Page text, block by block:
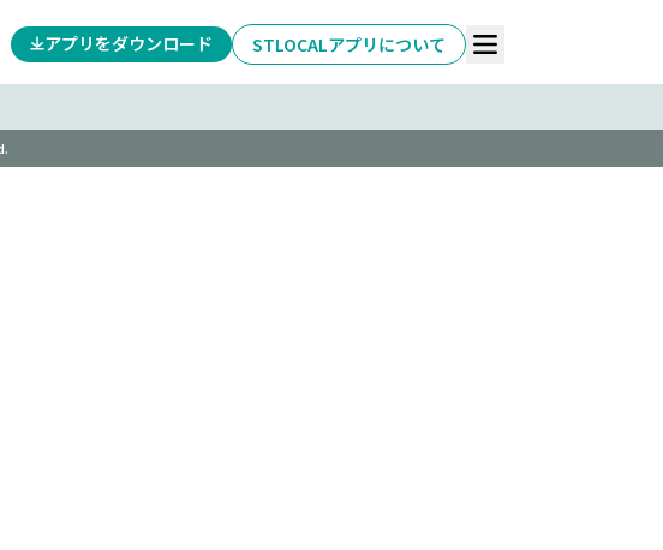
アプリをダウンロード STLOCALアプリについて